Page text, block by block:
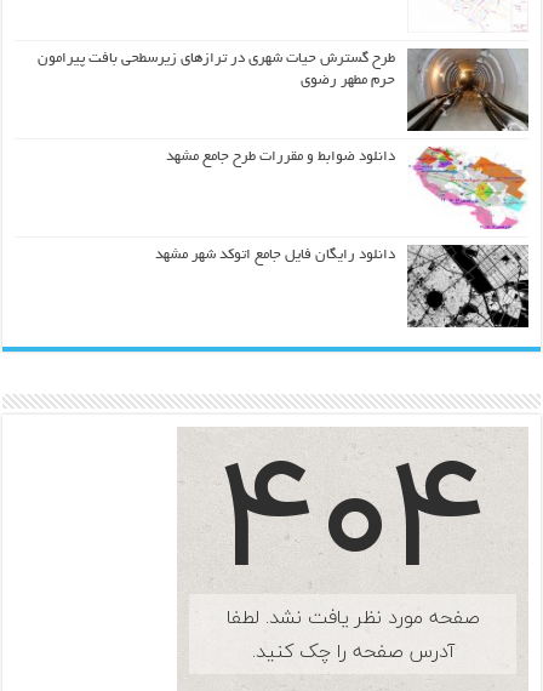
طرح گسترش حیات شهري در ترازهاي زیرسطحی بافت پیرامون
حرم مطهر رضوي
دانلود ضوابط و مقررات طرح جامع مشهد
دانلود رایگان فایل جامع اتوکد شهر مشهد